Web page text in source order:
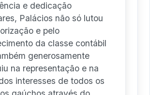
e dedicação
Palácios não só lutou
e pelo
da classe contábil
generosamente
na representação e na
interesses de todos os